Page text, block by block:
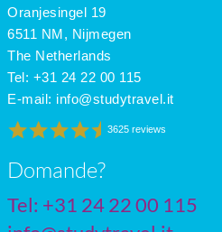
June
July
Oranjesingel 19
6511 NM, Nijmegen
The Netherlands
Tel: +31 24 22 00 115
E-mail: info@studytravel.it
3625 reviews
Domande?
Tel: +31 24 22 00 115